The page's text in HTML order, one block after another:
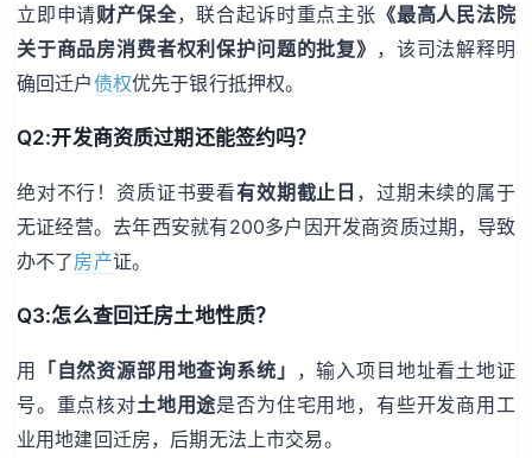
立即申请财产保全，联合起诉时重点主张 《最高人民法院
关于商品房消费者权利保护问题的批复》 ，该司法解释明
确回迁户债权优先于银行抵押权。
Q2:开发商资质过期还能签约吗？
绝对不行！资质证书要看有效期截止日 ，过期未续的属于
无证经营。去年西安就有200多户因开发商资质过期，导致
办不了房产证。
Q3:怎么查回迁房土地性质？
用 「自然资源部用地查询系统」 ，输入项目地址看土地证
号。重点核对土地用途是否为住宅用地，有些开发商用工
业用地建回迁房，后期无法上市交易。